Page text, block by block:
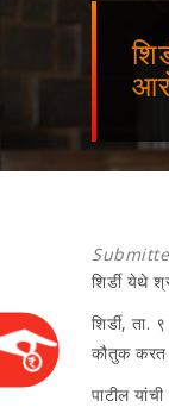
शिर्डी येथे
शिर्डी, ता.
कौतुक करत
पाटील